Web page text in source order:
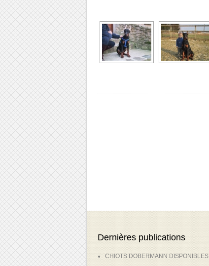
Dernières publications
CHIOTS DOBERMANN DISPONIBLES